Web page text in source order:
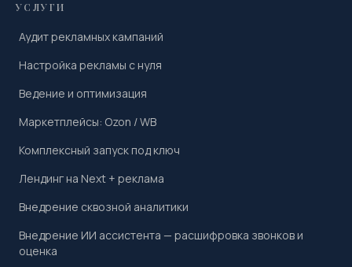
УСЛУГИ
Аудит рекламных кампаний
Настройка рекламы с нуля
Ведение и оптимизация
Маркетплейсы: Ozon / WB
Комплексный запуск под ключ
Лендинг на Next + реклама
Внедрение сквозной аналитики
Внедрение ИИ ассистента — расшифровка звонков и
оценка